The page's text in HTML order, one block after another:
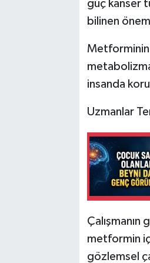
güç kanser
bilinen
Metforminin
insanda
Uzmanlar
Çalışmanın
metformin
gözlemsel